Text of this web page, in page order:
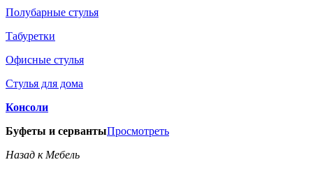
Полубарные стулья
Табуретки
Офисные стулья
Стулья для дома
Консоли
Буфеты и сервантыПросмотреть
Назад к Мебель